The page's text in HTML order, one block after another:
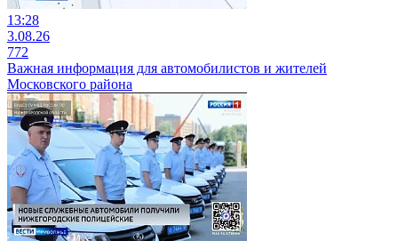
13:28
3.08.26
772
Важная информация для автомобилистов и жителей
Московского района